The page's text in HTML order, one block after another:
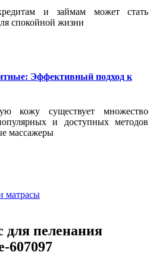
и займам может стать
спокойной жизни
Эффективный подход к
кожу существует множество
и доступных методов
массажеры
матрасы
для пеленания
607097